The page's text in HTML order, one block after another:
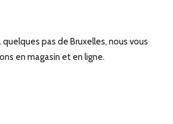
quelques pas de Bruxelles, nous vous
en magasin et en ligne.